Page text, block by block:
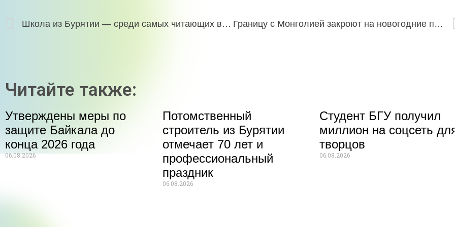
Школа из Бурятии — среди самых читающих в России Границу с Монголией закроют на новогодние праздники
Читайте также:
Утверждены меры по
защите Байкала до
конца 2026 года
06.08.2026
Потомственный
строитель из Бурятии
отмечает 70 лет и
профессиональный
праздник
06.08.2026
Студент БГУ получил
миллион на соцсеть
творцов
06.08.2026